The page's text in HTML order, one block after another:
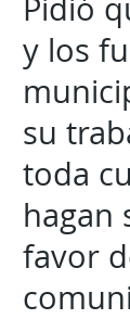
Pidió
y los
su
toda
hagan
favor